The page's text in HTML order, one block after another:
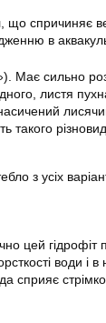
що спричиняє
в
Має сильно
листя
такого
з усіх
цей гідрофіт
води і
сприяє